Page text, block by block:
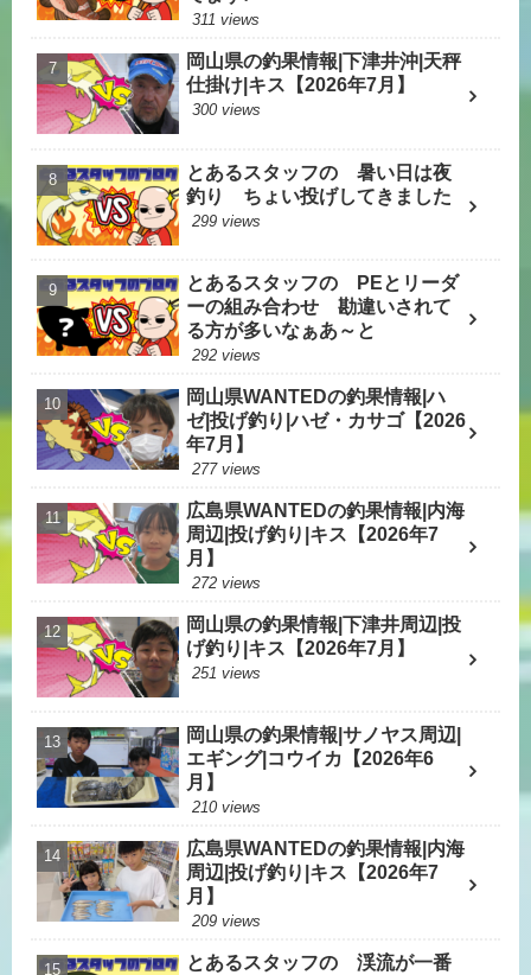
311 views
岡山県の釣果情報|下津井沖|天秤
仕掛け|キス【2026年7月】
300 views
とあるスタッフの 暑い日は夜
釣り ちょい投げしてきました
299 views
とあるスタッフの PEとリーダ
ーの組み合わせ 勘違いされて
る方が多いなぁあ～と
292 views
岡山県WANTEDの釣果情報|ハ
ゼ|投げ釣り|ハゼ・カサゴ【2026
年7月】
277 views
広島県WANTEDの釣果情報|内海
周辺|投げ釣り|キス【2026年7
月】
272 views
岡山県の釣果情報|下津井周辺|投
げ釣り|キス【2026年7月】
251 views
岡山県の釣果情報|サノヤス周辺|
エギング|コウイカ【2026年6
月】
210 views
広島県WANTEDの釣果情報|内海
周辺|投げ釣り|キス【2026年7
月】
209 views
とあるスタッフの 渓流が一番